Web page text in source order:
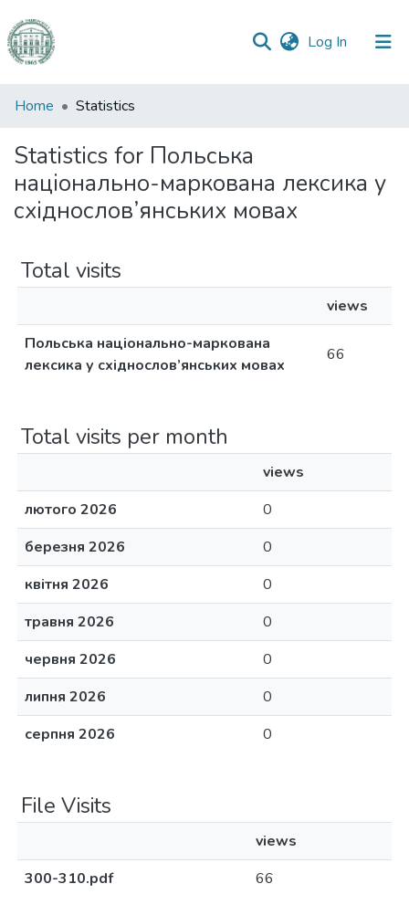
Log In (current)
Communities
Collections
All of DSpace
Home Statistics
Statistics for Польська
національно-маркована лексика у
східнослов’янських мовах
Total visits
views
Польська національно-маркована
лексика у східнослов’янських мовах
66
Total visits per month
views
лютого 2026
0
березня 2026
0
квітня 2026
0
травня 2026
0
червня 2026
0
липня 2026
0
серпня 2026
0
File Visits
views
300-310.pdf
66